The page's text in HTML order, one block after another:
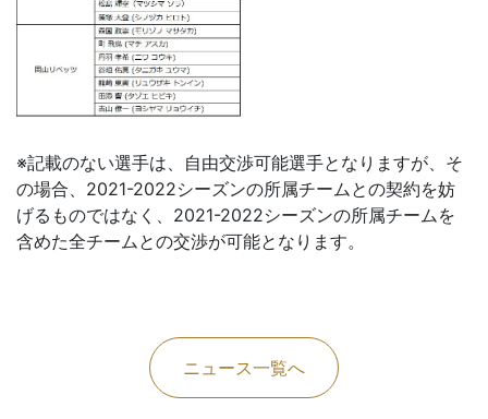
※記載のない選手は、自由交渉可能選手となりますが、そ
の場合、2021-2022シーズンの所属チームとの契約を妨
げるものではなく、2021-2022シーズンの所属チームを
含めた全チームとの交渉が可能となります。
ニュース一覧へ